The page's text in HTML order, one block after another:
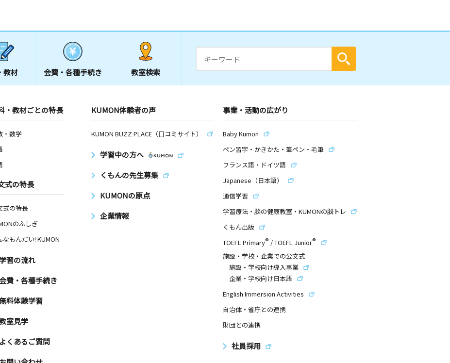
教材 会費・ 各種手続き 教室検索
・教材ごとの特長
・数学
式の特長
式の特長
のふしぎ
なもんだい! KUMON
習の流れ
費・各種手続き
料体験学習
室見学
よくあるご質問
KUMON体験者の声
KUMON BUZZ PLACE（口コミサイト）
学習中の方へ
くもんの先生募集
KUMONの原点
企業情報
事業・活動の広がり
Baby Kumon
ペン習字・かきかた・筆ペン・毛筆
フランス語・ドイツ語
Japanese（日本語）
通信学習
学習療法・脳の健康教室・KUMONの脳トレ
くもん出版
TOEFL Primary® /TOEFL Junior®
施設・学校・企業での公文式
施設・学校向け導入事業
企業・学校向け日本語
English Immersion Activities
自治体・省庁との連携
財団との連携
社員採用